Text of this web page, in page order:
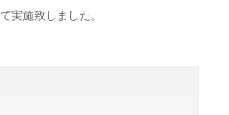
実施致しました。